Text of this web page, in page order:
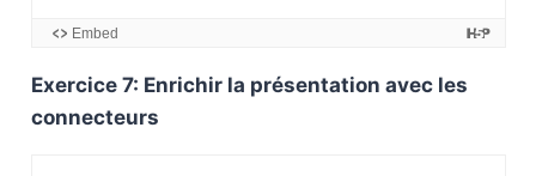
Exercice 7: Enrichir la présentation avec les
connecteurs